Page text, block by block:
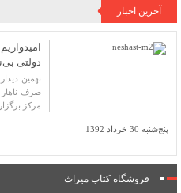
آخرین اخبار
دولتی
نهمین
مرکز
پنج‌شنبه 30 خرداد 1392
فروشگاه کتاب میراث